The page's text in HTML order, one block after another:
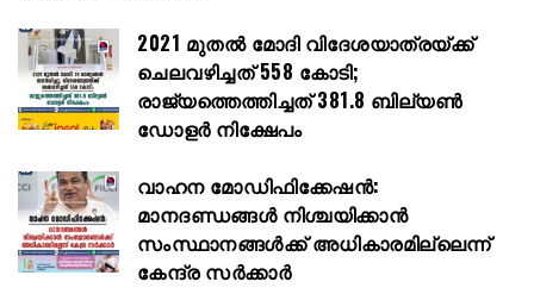
2021 മുതൽ മോദി വിദേശയാത്രയ്ക്ക്
ചെലവഴിച്ചത് 558 കോടി;
രാജ്യത്തെത്തിച്ചത് 381.8 ബില്യൺ
ഡോളർ നിക്ഷേപം
വാഹന മോഡിഫിക്കേഷൻ:
മാനദണ്ഡങ്ങൾ നിശ്ചയിക്കാൻ
സംസ്ഥാനങ്ങൾക്ക് അധികാരമില്ലെന്ന്
കേന്ദ്ര സർക്കാർ